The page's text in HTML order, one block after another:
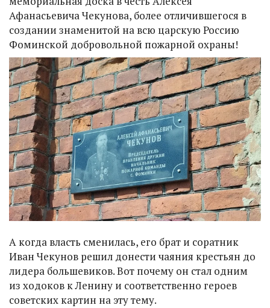
Афанасьевича Чекунова, более отличившегося в
создании знаменитой на всю царскую Россию
Фоминской добровольной пожарной охраны!
А когда власть сменилась, его брат и соратник
Иван Чекунов решил донести чаяния крестьян до
лидера большевиков. Вот почему он стал одним
из ходоков к Ленину и соответственно героев
советских картин на эту тему.